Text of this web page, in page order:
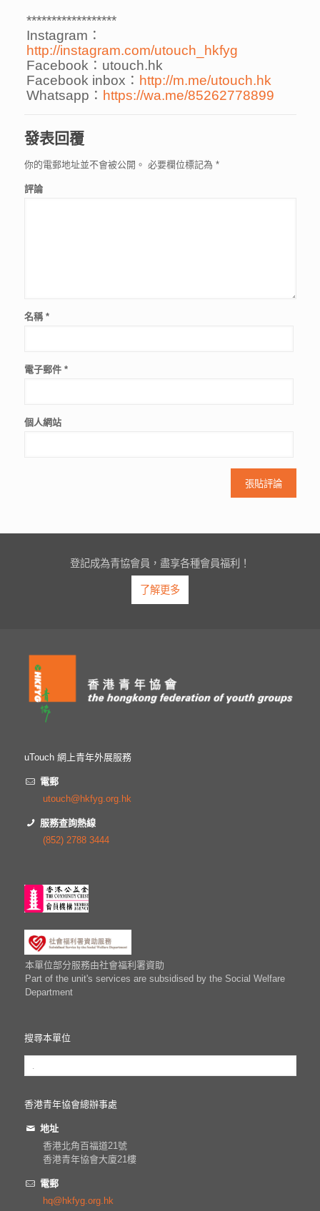
******************
Instagram：
http://instagram.com/utouch_hkfyg
Facebook：utouch.hk
Facebook inbox： http://m.me/utouch.hk
Whatsapp： https://wa.me/85262778899
發表回覆
你的電郵地址並不會被公開。 必要欄位標記為 *
評論
名稱 *
電子郵件 *
個人網站
登記成為青協會員，盡享各種會員福利！
了解更多
uTouch 網上青年外展服務
電郵
utouch@hkfyg.org.hk
服務查詢熱線
(852) 2788 3444
本單位部分服務由社會福利署資助
Part of the unit's services are subsidised by the Social Welfare
Department
搜尋本單位
香港青年協會總辦事處
地址
香港北角百福道21號
香港青年協會大廈21樓
電郵
hq@hkfyg.org.hk